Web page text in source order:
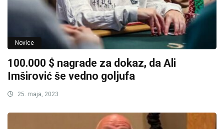
Novice
100.000 $ nagrade za dokaz, da Ali
Imširović še vedno goljufa
25. maja, 2023